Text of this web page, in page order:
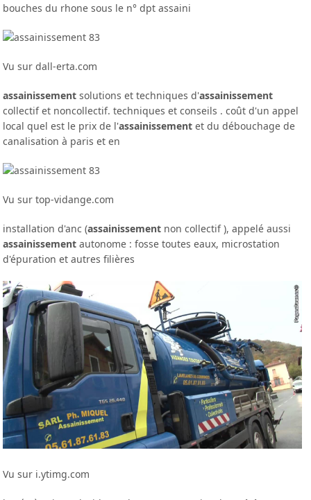
bouches du rhone sous le n° dpt assaini
Vu sur dall-erta.com
assainissement solutions et techniques d'assainissement
collectif et noncollectif. techniques et conseils . coût d'un appel
local quel est le prix de l'assainissement et du débouchage de
canalisation à paris et en
Vu sur top-vidange.com
installation d'anc (assainissement non collectif ), appelé aussi
assainissement autonome : fosse toutes eaux, microstation
d'épuration et autres filières
Vu sur i.ytimg.com